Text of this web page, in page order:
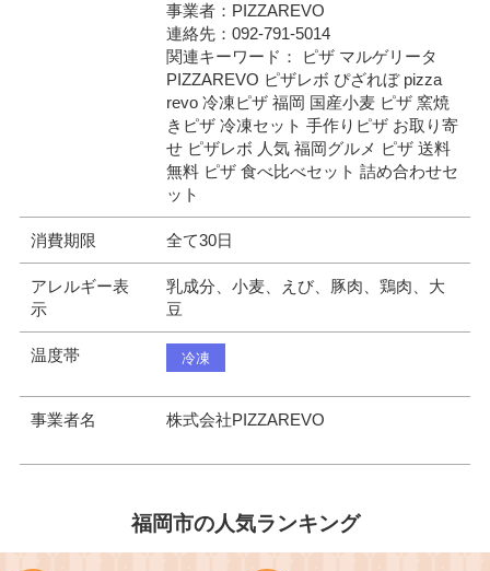
事業者：PIZZAREVO
連絡先：092-791-5014
関連キーワード： ピザ マルゲリータ
PIZZAREVO ピザレボ ぴざれぼ pizza
revo 冷凍ピザ 福岡 国産小麦 ピザ 窯焼
きピザ 冷凍セット 手作りピザ お取り寄
せ ピザレボ 人気 福岡グルメ ピザ 送料
無料 ピザ 食べ比べセット 詰め合わせセ
ット
消費期限 全て30日
アレルギー表
示
乳成分、小麦、えび、豚肉、鶏肉、大
豆
温度帯 冷凍
事業者名 株式会社PIZZAREVO
福岡市の人気ランキング